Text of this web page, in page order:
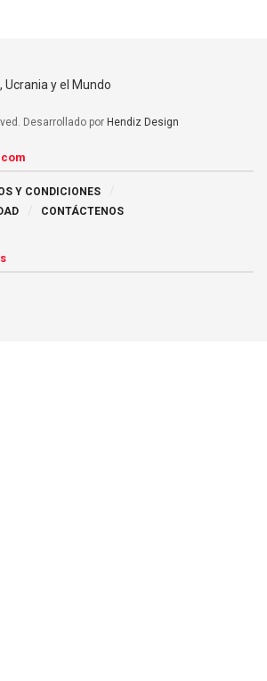
Desarrollado por Hendiz Design
Y CONDICIONES
CONTÁCTENOS